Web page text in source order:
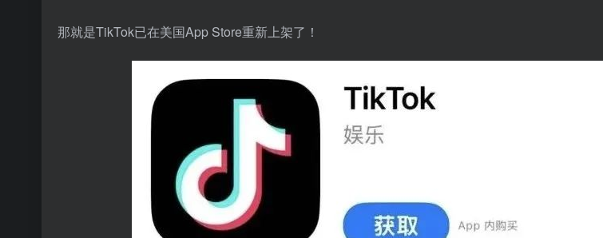
那就是TikTok已在美国App Store重新上架了！